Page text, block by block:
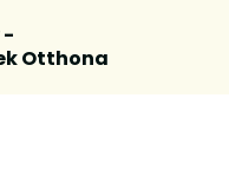
-
Otthona